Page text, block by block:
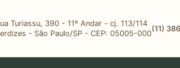
Turiassu, 390 - 11º Andar - cj. 113/114
- São Paulo/SP - CEP: 05005-000
(11)